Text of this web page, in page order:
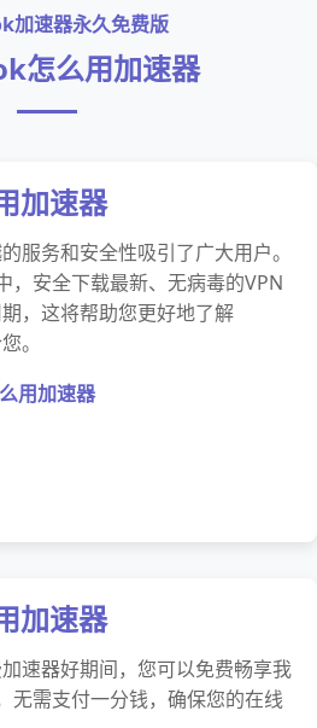
加速器永久免费版
怎么用加速器
加速器
服务和安全性吸引了广大用户。
，安全下载最新、无病毒的VPN
，这将帮助您更好地了解
。
用加速器
加速器
速器好期间，您可以免费畅享我
无需支付一分钱，确保您的在线